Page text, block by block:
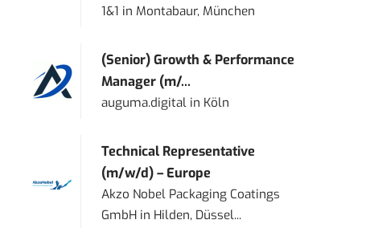
1&1 in Montabaur, München
(Senior) Growth & Performance
Manager (m/...
auguma.digital in Köln
Technical Representative
(m/w/d) – Europe
Akzo Nobel Packaging Coatings
GmbH in Hilden, Düssel...